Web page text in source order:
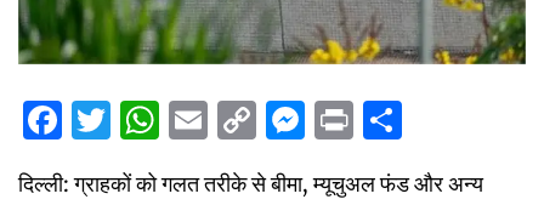
Facebook
Twitter
WhatsApp
Email
CopyMessenger
Print
दिल्ली: ग्राहकों को गलत तरीके से बीमा, म्यूचुअल फंड और अन्य